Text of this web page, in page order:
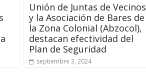
Unión de Juntas de Vecinos
y la Asociación de Bares de
la Zona Colonial (Abzocol),
destacan efectividad del
Plan de Seguridad
septiembre 3, 2024